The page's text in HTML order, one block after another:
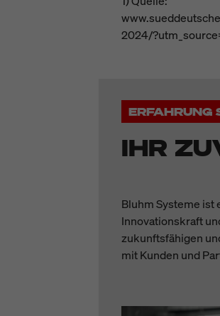
2024/
ERFAHRUNG
IHR
Bluhm Systeme
Innovationskraft
zukunftsfähigen
mit Kunden und